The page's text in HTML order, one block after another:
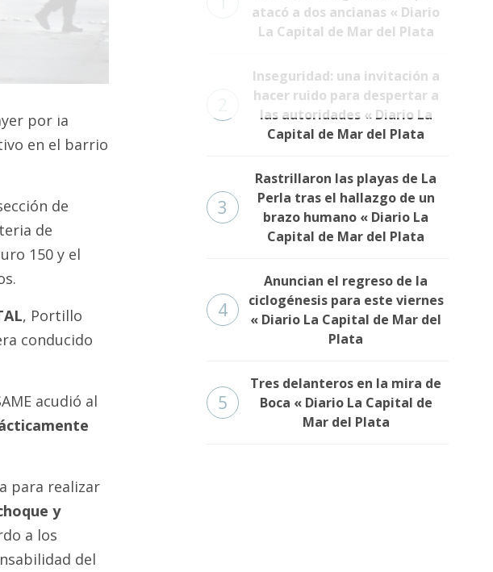
por la
en el barrio
de
de
150 y el
, Portillo
conducido
acudió al
para realizar
y
a los
del
atacó a dos ancianas « Diario
La Capital de Mar del Plata
Inseguridad: una invitación a
hacer ruido para despertar a
las autoridades « Diario La
Capital de Mar del Plata
3
Rastrillaron las playas de La
Perla tras el hallazgo de un
brazo humano « Diario La
Capital de Mar del Plata
4
Anuncian el regreso de la
ciclogénesis para este viernes
« Diario La Capital de Mar del
Plata
5
Tres delanteros en la mira de
Boca « Diario La Capital de
Mar del Plata